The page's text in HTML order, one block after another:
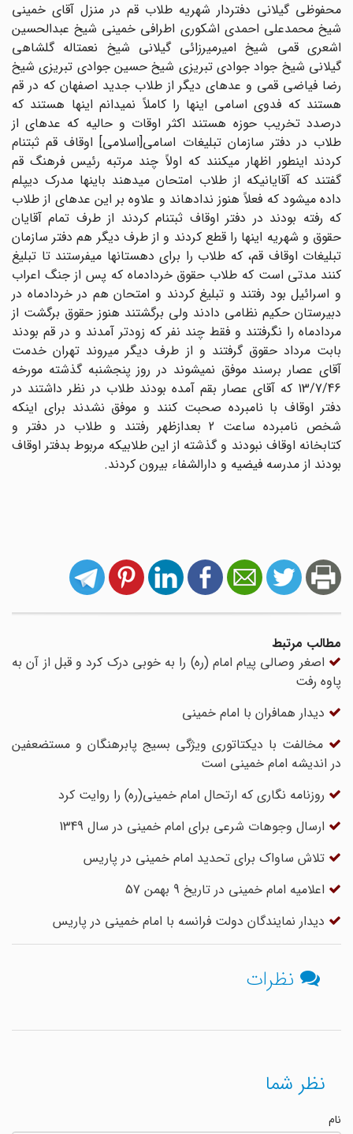
محفوظى گیلانى دفتردار شهریه طلاب قم در منزل آقاى خمینى
شیخ محمدعلى احمدى اشکورى اطرافى خمینى شیخ عبدالحسین
اشعرى قمى شیخ امیرمیرزائى گیلانى شیخ نعمت‏اله گلشاهى
گیلانى شیخ جواد جوادى تبریزى شیخ حسین جوادى تبریزى شیخ
رضا فیاضى قمى و عده‏اى دیگر از طلاب جدید اصفهان که در قم
هستند که فدوى اسامى اینها را کاملاً نمیدانم اینها هستند که
درصدد تخریب حوزه هستند اکثر اوقات و حالیه که عده‏اى از
طلاب در دفتر سازمان تبلیغات اسامى[اسلامى] اوقاف قم ثبت‏نام
کردند اینطور اظهار میکنند که اولاً چند مرتبه رئیس فرهنگ قم
گفتند که آقایانیکه از طلاب امتحان میدهند باینها مدرک دیپلم
داده میشود که فعلاً هنوز نداده‏اند و علاوه بر این عده‏اى از طلاب
که رفته بودند در دفتر اوقاف ثبت‏نام کردند از طرف تمام آقایان
حقوق و شهریه اینها را قطع کردند و از طرف دیگر هم دفتر سازمان
تبلیغات اوقاف قم، که طلاب را براى دهستانها میفرستند تا تبلیغ
کنند مدتى است که طلاب حقوق خردادماه که پس از جنگ اعراب
و اسرائیل بود رفتند و تبلیغ کردند و امتحان هم در خردادماه در
دبیرستان حکیم نظامى دادند ولى برگشتند هنوز حقوق برگشت از
مردادماه را نگرفتند و فقط چند نفر که زودتر آمدند و در قم بودند
بابت مرداد حقوق گرفتند و از طرف دیگر میروند تهران خدمت
آقاى عصار برسند موفق نمیشوند در روز پنجشنبه گذشته مورخه
13/7/46 که آقاى عصار بقم آمده بودند طلاب در نظر داشتند در
دفتر اوقاف با نامبرده صحبت کنند و موفق نشدند براى اینکه
شخص نامبرده ساعت 2 بعدازظهر رفتند و طلاب در دفتر و
کتابخانه اوقاف نبودند و گذشته از این طلابیکه مربوط بدفتر اوقاف
بودند از مدرسه فیضیه و دارالشفاء بیرون کردند.
مطالب مرتبط
اصغر وصالی پیام امام (ره) را به خوبی درک کرد و قبل از آن به
پاوه رفت
دیدار همافران با امام خمینی
مخالفت با دیکتاتوری ویژگی بسیج پابرهنگان و مستضعفین
در اندیشه امام خمینی است
روزنامه نگاری که ارتحال امام خمینی(ره) را روایت کرد
ارسال وجوهات شرعی برای امام خمینی در سال 1349
تلاش ساواک برای تحدید امام خمینی در پاریس
اعلامیه امام خمینی در تاریخ 9 بهمن 57
دیدار نمایندگان دولت فرانسه با امام خمینی در پاریس
نظرات
نظر شما